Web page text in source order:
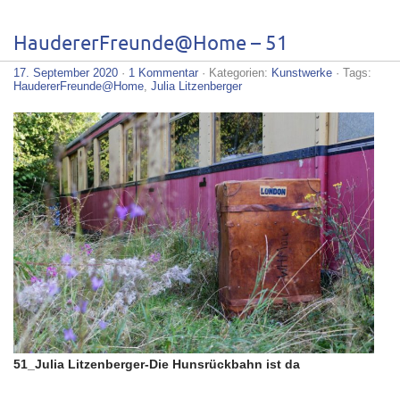
HaudererFreunde@Home – 51
17. September 2020 · 1 Kommentar · Kategorien: Kunstwerke · Tags:
HaudererFreunde@Home Julia Litzenberger
51_Julia Litzenberger-Die Hunsrückbahn ist da